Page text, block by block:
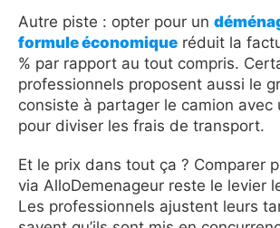
Autre piste : opter pour un
formule économique réduit la
% par rapport au tout compris.
professionnels proposent aussi le
consiste à partager le camion avec
pour diviser les frais de transport.
Et le prix dans tout ça ? Comparer
via AlloDemenageur reste le levier
Les professionnels ajustent leurs